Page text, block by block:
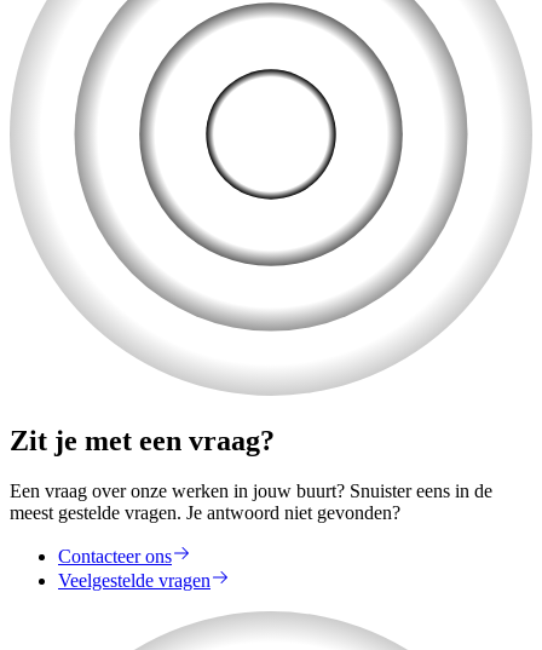
Zit je met een vraag?
Een vraag over onze werken in jouw buurt? Snuister eens in de
meest gestelde vragen. Je antwoord niet gevonden?
Contacteer ons
Veelgestelde vragen